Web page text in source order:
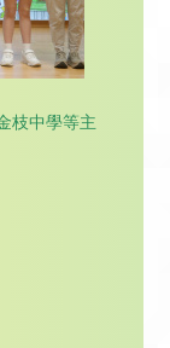
枝中學等主